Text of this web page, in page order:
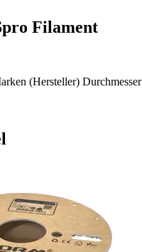
Filament
(Hersteller) Durchmesser